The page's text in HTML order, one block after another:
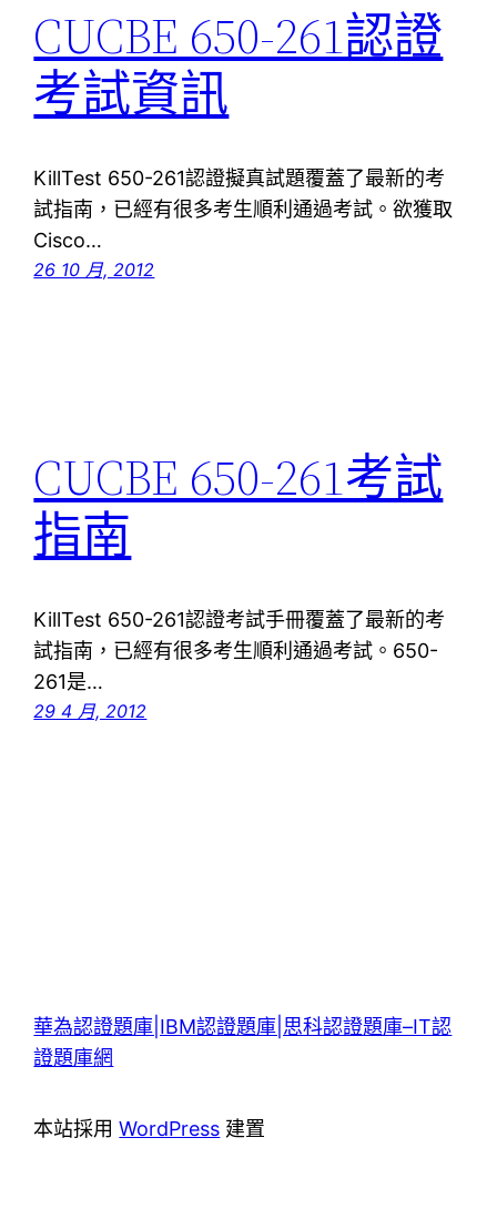
CUCBE 650-261認證
考試資訊
KillTest 650-261認證擬真試題覆蓋了最新的考
試指南，已經有很多考生順利通過考試。欲獲取
Cisco…
26 10 月, 2012
CUCBE 650-261考試
指南
KillTest 650-261認證考試手冊覆蓋了最新的考
試指南，已經有很多考生順利通過考試。650-
261是…
29 4 月, 2012
華為認證題庫|IBM認證題庫|思科認證題庫–IT認
證題庫網
本站採用WordPress 建置